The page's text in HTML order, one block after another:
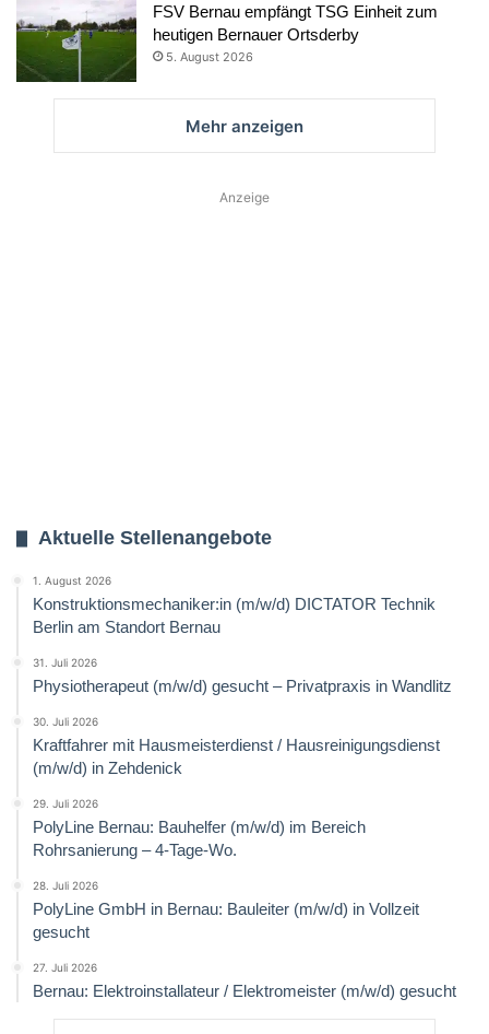
FSV Bernau empfängt TSG Einheit zum
heutigen Bernauer Ortsderby
5. August 2026
Mehr anzeigen
Anzeige
Aktuelle Stellenangebote
1. August 2026
Konstruktionsmechaniker:in (m/w/d) DICTATOR Technik
Berlin am Standort Bernau
31. Juli 2026
Physiotherapeut (m/w/d) gesucht – Privatpraxis in Wandlitz
30. Juli 2026
Kraftfahrer mit Hausmeisterdienst / Hausreinigungsdienst
(m/w/d) in Zehdenick
29. Juli 2026
PolyLine Bernau: Bauhelfer (m/w/d) im Bereich
Rohrsanierung – 4-Tage-Wo.
28. Juli 2026
PolyLine GmbH in Bernau: Bauleiter (m/w/d) in Vollzeit
gesucht
27. Juli 2026
Bernau: Elektroinstallateur / Elektromeister (m/w/d) gesucht